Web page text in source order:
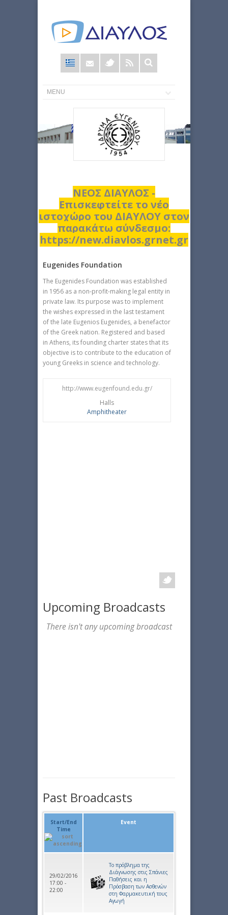
Φόρμα
αναζήτησης
ΝΕΟΣ ΔΙΑΥΛΟΣ -
Επισκεφτείτε το νέο
ιστοχώρο του ΔΙΑΥΛΟΥ στον
παρακάτω σύνδεσμο:
https://new.diavlos.grnet.gr
Eugenides Foundation
The Eugenides Foundation was established
in 1956 as a non-profit-making legal entity in
private law. Its purpose was to implement
the wishes expressed in the last testament
of the late Eugenios Eugenides, a benefactor
of the Greek nation. Registered and based
in Athens, its founding charter states that its
objective is to contribute to the education of
young Greeks in science and technology.
http://www.eugenfound.edu.gr/
Halls
Amphitheater
Upcoming Broadcasts
There isn't any upcoming broadcast
Past Broadcasts
Start/End
Time
Event
29/02/2016
17:00 -
22:00
Το πρόβλημα της
Διάγνωσης στις Σπάνιες
Παθήσεις και η
Πρόσβαση των Ασθενών
στη Φαρμακευτική τους
Αγωγή